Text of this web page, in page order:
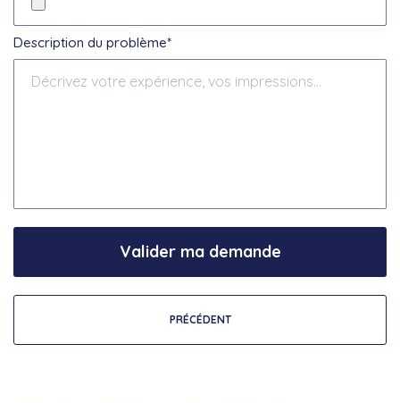
Description du problème*
PRÉCÉDENT
Valider ma demande